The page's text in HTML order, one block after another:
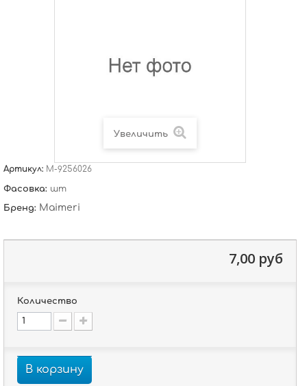
Увеличить
Артикул: M-9256026
Фасовка: шт
Бренд: Maimeri
7,00 руб
Количество
В корзину